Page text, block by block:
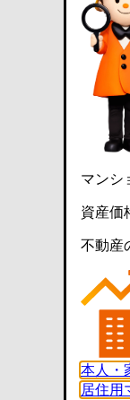
マンシ
資産価
不動産
本人・
居住用